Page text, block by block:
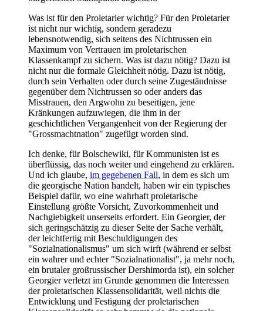
Was ist für den Proletarier wichtig? Für den Proletarier
ist nicht nur wichtig, sondern geradezu
lebensnotwendig, sich seitens des Nichtrussen ein
Maximum von Vertrauen im proletarischen
Klassenkampf zu sichern. Was ist dazu nötig? Dazu ist
nicht nur die formale Gleichheit nötig. Dazu ist nötig,
durch sein Verhalten oder durch seine Zugeständnisse
gegenüber dem Nichtrussen so oder anders das
Misstrauen, den Argwohn zu beseitigen, jene
Kränkungen aufzuwiegen, die ihm in der
geschichtlichen Vergangenheit von der Regierung der
"Grossmachtnation" zugefügt worden sind.
Ich denke, für Bolschewiki, für Kommunisten ist es
überflüssig, das noch weiter und eingehend zu erklären.
Und ich glaube, im gegebenen Fall, in dem es sich um
die georgische Nation handelt, haben wir ein typisches
Beispiel dafür, wo eine wahrhaft proletarische
Einstellung größte Vorsicht, Zuvorkommenheit und
Nachgiebigkeit unserseits erfordert. Ein Georgier, der
sich geringschätzig zu dieser Seite der Sache verhält,
der leichtfertig mit Beschuldigungen des
"Sozialnationalismus" um sich wirft (während er selbst
ein wahrer und echter "Sozialnationalist", ja mehr noch,
ein brutaler großrussischer Dershimorda ist), ein solcher
Georgier verletzt im Grunde genommen die Interessen
der proletarischen Klassensolidarität, weil nichts die
Entwicklung und Festigung der proletarischen